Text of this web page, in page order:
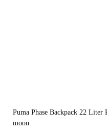
Puma Phase Backpack 22
moon